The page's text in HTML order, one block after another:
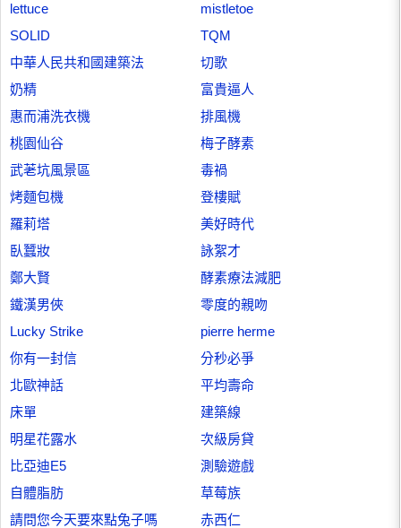
lettuce
mistletoe
SOLID
TQM
中華人民共和國建築法
切歌
奶精
富貴逼人
惠而浦洗衣機
排風機
桃園仙谷
梅子酵素
武荖坑風景區
毒禍
烤麵包機
登樓賦
羅莉塔
美好時代
臥蠶妝
詠絮才
鄭大賢
酵素療法減肥
鐵漢男俠
零度的親吻
Lucky Strike
pierre herme
你有一封信
分秒必爭
北歐神話
平均壽命
床單
建築線
明星花露水
次級房貸
比亞迪E5
測驗遊戲
自體脂肪
草莓族
請問您今天要來點兔子嗎
赤西仁